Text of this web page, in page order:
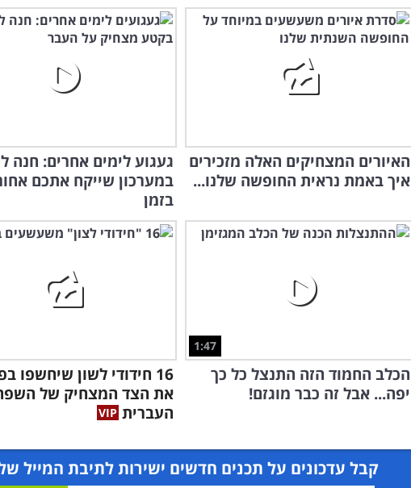
האיורים המצחיקים האלה מזכירים
איך באמת נראית החופשה שלנו...
געגוע לימים אחרים: חנה
במערכון שייקח אתכם
בזמן
1:47
הכלב החמוד הזה התנצל כל כך
יפה... אבל זה כבר מוגזם!
16 חידודי לשון שיחשפו
את הצד המצחיק של
העברית
קבל עדכונים על תכנים חדשים ישירות לתיבת המייל